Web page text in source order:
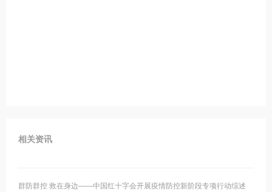
相关资讯
群防群控 救在身边——中国红十字会开展疫情防控新阶段专项行动综述